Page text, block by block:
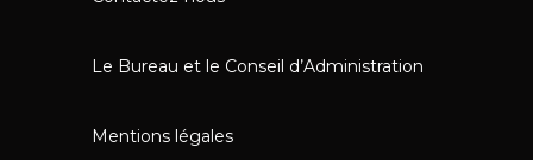
Le Bureau et le Conseil d’Administration
Mentions légales